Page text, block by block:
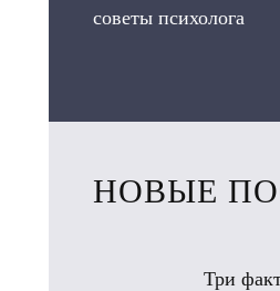
советы психолога
НОВЫЕ
Три